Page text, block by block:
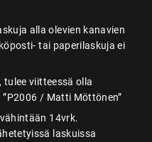
alla olevien kanavien
tai paperilaskuja ei
tulee viitteessä olla
/ Matti Möttönen”
14vrk.
laskuissa